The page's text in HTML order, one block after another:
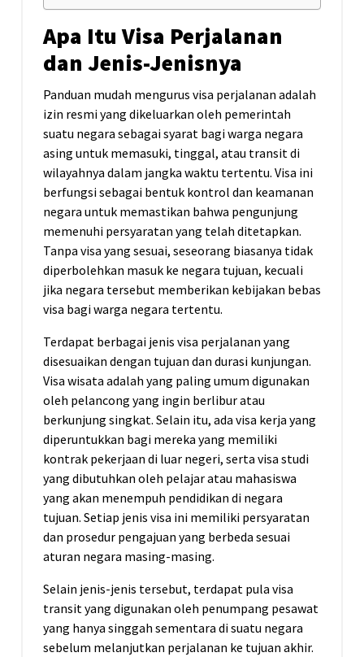
Apa Itu Visa Perjalanan
dan Jenis-Jenisnya
Panduan mudah mengurus visa perjalanan adalah
izin resmi yang dikeluarkan oleh pemerintah
suatu negara sebagai syarat bagi warga negara
asing untuk memasuki, tinggal, atau transit di
wilayahnya dalam jangka waktu tertentu. Visa ini
berfungsi sebagai bentuk kontrol dan keamanan
negara untuk memastikan bahwa pengunjung
memenuhi persyaratan yang telah ditetapkan.
Tanpa visa yang sesuai, seseorang biasanya tidak
diperbolehkan masuk ke negara tujuan, kecuali
jika negara tersebut memberikan kebijakan bebas
visa bagi warga negara tertentu.
Terdapat berbagai jenis visa perjalanan yang
disesuaikan dengan tujuan dan durasi kunjungan.
Visa wisata adalah yang paling umum digunakan
oleh pelancong yang ingin berlibur atau
berkunjung singkat. Selain itu, ada visa kerja yang
diperuntukkan bagi mereka yang memiliki
kontrak pekerjaan di luar negeri, serta visa studi
yang dibutuhkan oleh pelajar atau mahasiswa
yang akan menempuh pendidikan di negara
tujuan. Setiap jenis visa ini memiliki persyaratan
dan prosedur pengajuan yang berbeda sesuai
aturan negara masing-masing.
Selain jenis-jenis tersebut, terdapat pula visa
transit yang digunakan oleh penumpang pesawat
yang hanya singgah sementara di suatu negara
sebelum melanjutkan perjalanan ke tujuan akhir.